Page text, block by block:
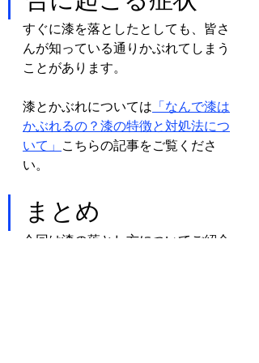
すぐに漆を落としたとしても、皆さ
んが知っている通りかぶれてしまう
ことがあります。
漆とかぶれについては 「なんで漆は
かぶれるの？漆の特徴と対処法につ
いて」
こちらの記事をご覧くださ
い。
まとめ
今回は漆の落とし方についてご紹介